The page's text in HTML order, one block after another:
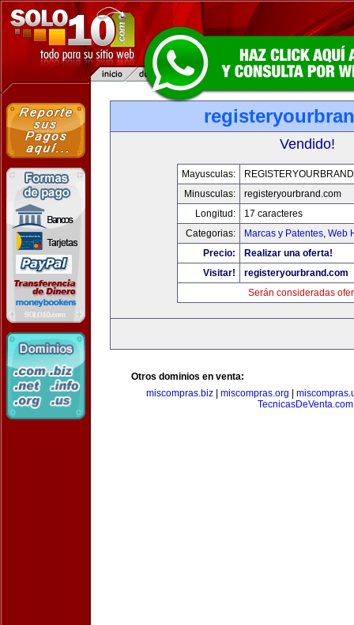
Vendido!
Mayusculas:
Minusculas:
registeryourbrand.com
Longitud:
17 caracteres
Categorias:
Marcas y Patentes, Web
Precio:
Realizar una oferta!
Visitar!
registeryourbrand.com
Serán consideradas
Otros dominios en venta:
miscompras.biz| miscompras.org
TecnicasDeVenta.com